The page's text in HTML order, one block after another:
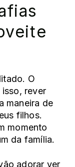
O
rever
maneira de
filhos.
momento
da família.
adorar ver